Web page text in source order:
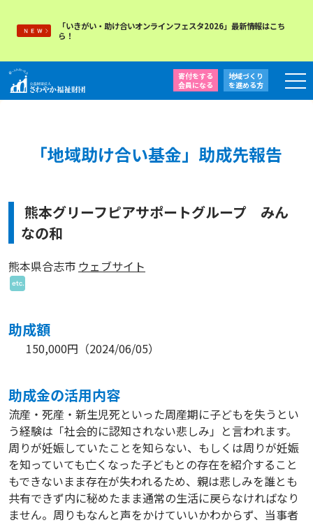
「いきがい・助け合いオンラインフェスタ2026」最新情報はこち
ら！
寄付をする
会員になる
地域づくり
を進める方
「地域助け合い基金」助成先報告
熊本グリーフピアサポートグループ みん
なの和
熊本県合志市 ウェブサイト
助成額
150,000円 （2024/06/05）
助成⾦の活⽤内容
流産・死産・新生児死といった周産期に子どもを失うとい
う経験は「社会的に認知されない悲しみ」と言われます。
周りが妊娠していたことを知らない、もしくは周りが妊娠
を知っていても亡くなった子どもとの存在を紹介すること
もできないまま存在が失われるため、親は悲しみを誰とも
共有できず内に秘めたまま通常の生活に戻らなければなり
ません。周りもなんと声をかけていいかわからず、当事者